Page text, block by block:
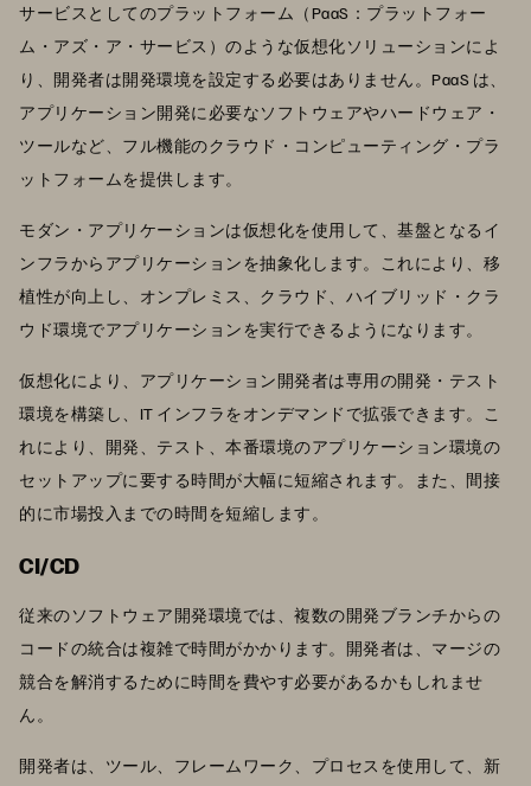
サービスとしてのプラットフォーム（PaaS：プラットフォー
ム・アズ・ア・サービス）のような仮想化ソリューションによ
り、開発者は開発環境を設定する必要はありません。PaaS は、
アプリケーション開発に必要なソフトウェアやハードウェア・
ツールなど、フル機能のクラウド・コンピューティング・プラ
ットフォームを提供します。
モダン・アプリケーションは仮想化を使用して、基盤となるイ
ンフラからアプリケーションを抽象化します。これにより、移
植性が向上し、オンプレミス、クラウド、ハイブリッド・クラ
ウド環境でアプリケーションを実行できるようになります。
仮想化により、アプリケーション開発者は専用の開発・テスト
環境を構築し、IT インフラをオンデマンドで拡張できます。こ
れにより、開発、テスト、本番環境のアプリケーション環境の
セットアップに要する時間が大幅に短縮されます。また、間接
的に市場投入までの時間を短縮します。
CI/CD
従来のソフトウェア開発環境では、複数の開発ブランチからの
コードの統合は複雑で時間がかかります。開発者は、マージの
競合を解消するために時間を費やす必要があるかもしれませ
ん。
開発者は、ツール、フレームワーク、プロセスを使用して、新